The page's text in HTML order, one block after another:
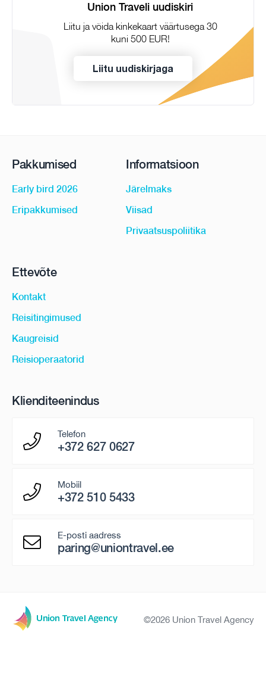
Union Traveli uudiskiri
Liitu ja võida kinkekaart väärtusega 30
kuni 500 EUR!
Liitu uudiskirjaga
Pakkumised
Early bird 2026
Eripakkumised
Informatsioon
Järelmaks
Viisad
Privaatsuspoliitika
Ettevõte
Kontakt
Reisitingimused
Kaugreisid
Reisioperaatorid
Klienditeenindus
Telefon
+372 627 0627
Mobiil
+372 510 5433
E-posti aadress
paring@uniontravel.ee
©2026 Union Travel Agency